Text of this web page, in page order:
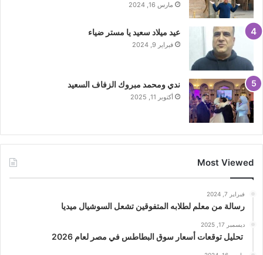
مارس 16, 2024
عيد ميلاد سعيد يا مستر ضياء
فبراير 9, 2024
ندي ومحمد مبروك الزفاف السعيد
أكتوبر 11, 2025
Most Viewed
فبراير 7, 2024
رسالة من معلم لطلابه المتفوقين تشعل السوشيال ميديا
ديسمبر 17, 2025
تحليل توقعات أسعار سوق البطاطس في مصر لعام 2026